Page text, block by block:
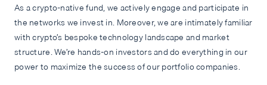
As a crypto-native fund, we actively engage and participate in
the networks we invest in. Moreover, we are intimately familiar
with crypto’s bespoke technology landscape and market
structure. We’re hands-on investors and do everything in our
power to maximize the success of our portfolio companies.